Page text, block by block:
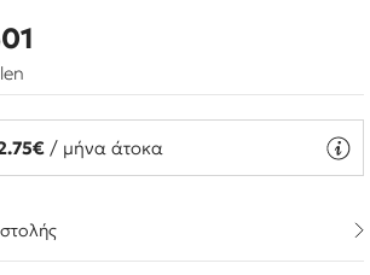
/ μήνα άτοκα